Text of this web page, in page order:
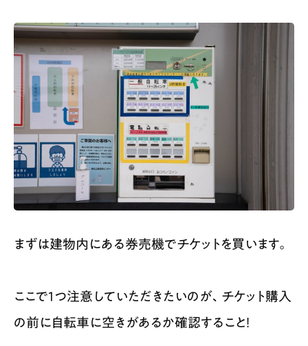
まずは建物内にある券売機でチケットを買います。
​ここで1つ注意していただきたいのが、チケット購入
の前に自転車に空きがあるか確認すること！